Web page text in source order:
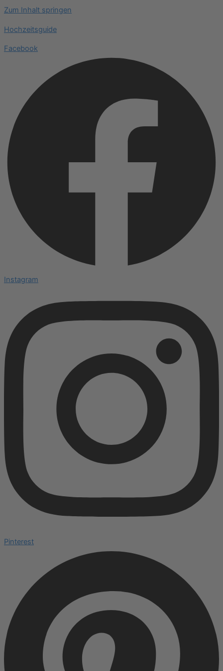
Zum Inhalt springen
Hochzeitsguide
Facebook
Instagram
Pinterest